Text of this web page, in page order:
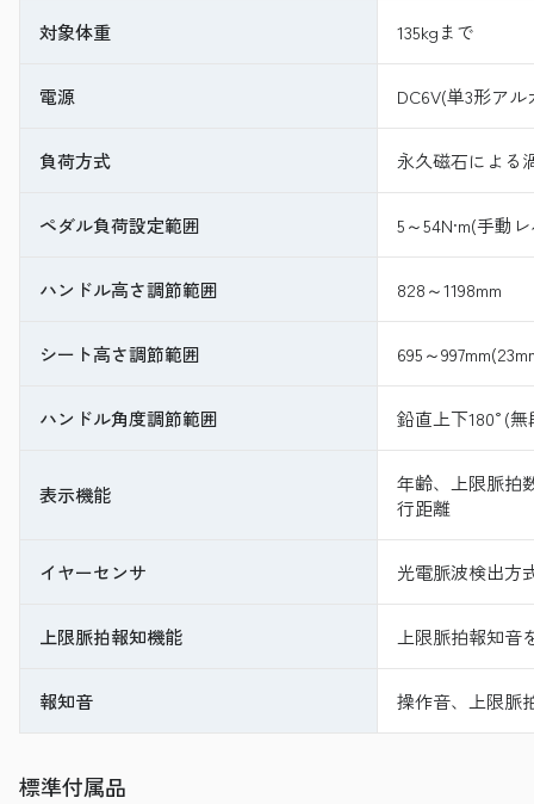
対象体重 135kgまで
電源 DC6V(単3形ア
負荷方式 永久磁石による
ペダル負荷設定範囲 5～54N·m(手動
ハンドル高さ調節範囲 828～1198mm
シート高さ調節範囲 695～
ハンドル角度調節範囲 鉛直上下180°(
表示機能
年齢、上限脈拍
行距離
イヤーセンサ 光電脈波検出方
上限脈拍報知機能 上限脈拍報知音
報知音 操作音、上限脈
標準付属品